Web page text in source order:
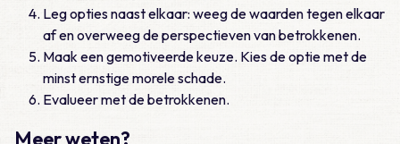
Leg opties naast elkaar: weeg de waarden tegen elkaar
af en overweeg de perspectieven van betrokkenen.
Maak een gemotiveerde keuze. Kies de optie met de
minst ernstige morele schade.
Evalueer met de betrokkenen.
Meer weten?